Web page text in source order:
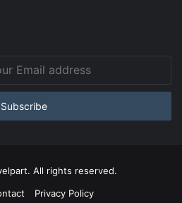
All rights reserved.
Privacy Policy